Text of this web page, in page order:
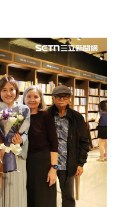
完整公開。昨（7）
證台灣醫療跨越國界